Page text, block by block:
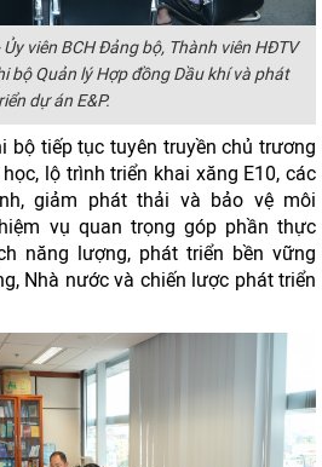
viên BCH Đảng bộ, Thành viên HĐTV
bộ Quản lý Hợp đồng Dầu khí và phát
dự án E&P.
bộ tiếp tục tuyên truyền chủ trương
lộ trình triển khai xăng E10, các
giảm phát thải và bảo vệ môi
vụ quan trọng góp phần thực
năng lượng, phát triển bền vững
Nhà nước và chiến lược phát triển